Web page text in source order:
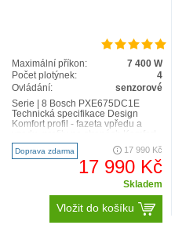
Maximální příkon:
7 400 W
Počet plotýnek:
4
Ovládání:
senzorové
Serie | 8 Bosch PXE675DC1E
Technická specifikace Design
Komfort profil - fazeta vpředu a
4 indukční ..
Doprava zdarma 17 990 Kč
17 990 Kč
Skladem
Vložit do košíku